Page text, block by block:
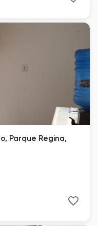
Parque Regina,